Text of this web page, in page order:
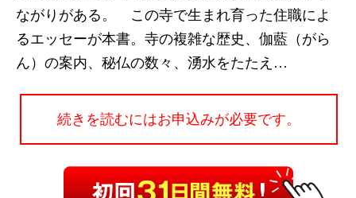
ながりがある。 この寺で生まれ育った住職によ
るエッセーが本書。寺の複雑な歴史、伽藍（がら
ん）の案内、秘仏の数々、湧水をたたえ…
続きを読むにはお申込みが必要です。